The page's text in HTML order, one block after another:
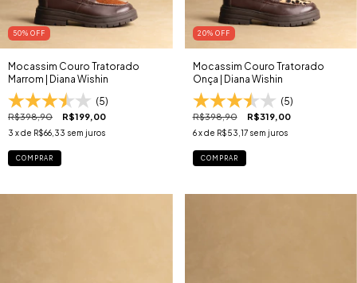
50% OFF
Mocassim Couro Tratorado
Marrom | Diana Wishin
(5)
R$398,90 R$199,00
3 x de R$66,33 sem juros
COMPRAR
20% OFF
Mocassim Couro Tratorado
Onça | Diana Wishin
(5)
R$398,90 R$319,00
6 x de R$53,17 sem juros
COMPRAR